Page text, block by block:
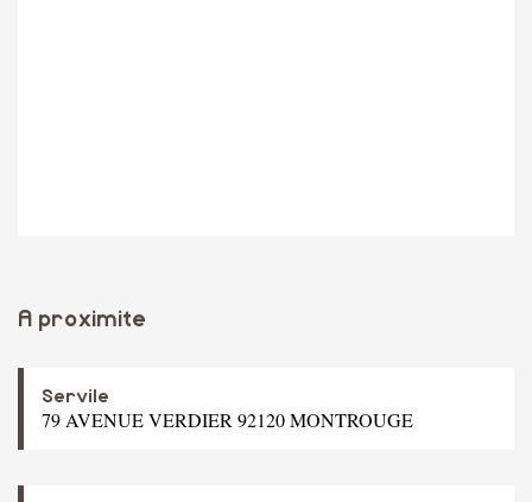
A proximite
Servile
79 AVENUE VERDIER 92120 MONTROUGE